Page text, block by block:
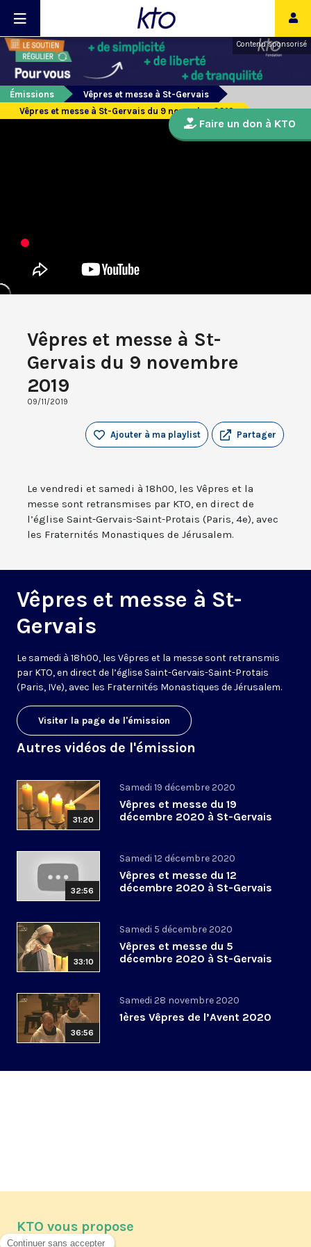
Contenu sponsorisé
Émissions
Vêpres et messe à St-Gervais
Vêpres et messe à St-Gervais du 9 novembre 2019
Vêpres et messe à St-
Gervais du 9 novembre
2019
09/11/2019
Partager
Ajouter à ma playlist
Le vendredi et samedi à 18h00, les Vêpres et la
messe sont retransmises par KTO, en direct de
l’église Saint-Gervais-Saint-Protais (Paris, 4e), avec
les Fraternités Monastiques de Jérusalem.
Vêpres et messe à St-
Gervais
Le samedi à 18h00, les Vêpres et la messe sont retransmis
par KTO, en direct de l’église Saint-Gervais-Saint-Protais
(Paris, IVe), avec les Fraternités Monastiques de Jérusalem.
Visiter la page de l'émission
Autres vidéos de l'émission
31:20
Samedi 19 décembre 2020
Vêpres et messe du 19
décembre 2020 à St-Gervais
32:56
Samedi 12 décembre 2020
Vêpres et messe du 12
décembre 2020 à St-Gervais
33:10
Samedi 5 décembre 2020
Vêpres et messe du 5
décembre 2020 à St-Gervais
36:56
Samedi 28 novembre 2020
1ères Vêpres de l’Avent 2020
Faire un don à KTO
KTO vous propose